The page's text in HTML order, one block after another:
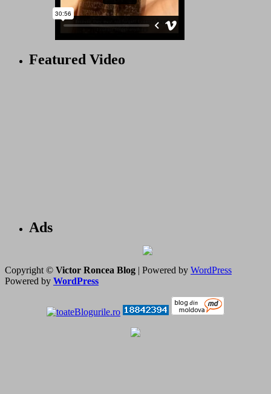
Featured Video
Ads
Copyright © Victor Roncea Blog | Powered by WordPress
Powered by WordPress